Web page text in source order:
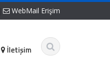
WebMail Erişim
İletişim